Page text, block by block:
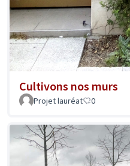
Cultivons nos murs
Projet lauréat 0